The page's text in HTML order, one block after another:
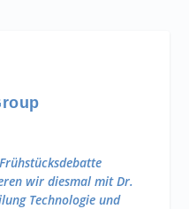
wir diesmal mit Dr.
Technologie und